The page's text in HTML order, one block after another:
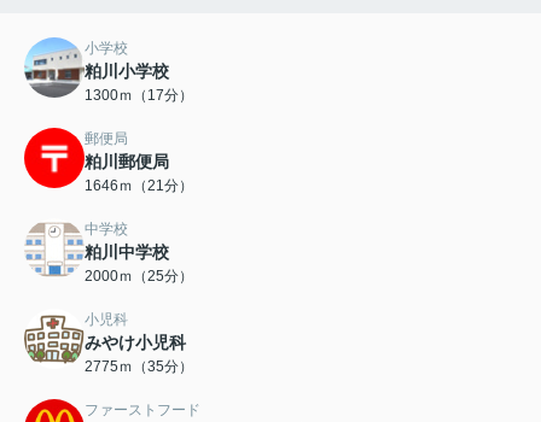
小学校
粕川小学校
1300ｍ（17分）
郵便局
粕川郵便局
1646ｍ（21分）
中学校
粕川中学校
2000ｍ（25分）
小児科
みやけ小児科
2775ｍ（35分）
ファーストフード